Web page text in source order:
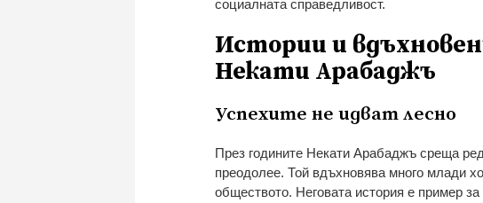
социалната справедливост.
Истории и
Некати Арабаджъ
Успехите не идват лесно
През годините Некати Арабаджъ среща
преодолее. Той вдъхновява много млади
обществото. Неговата история е пример